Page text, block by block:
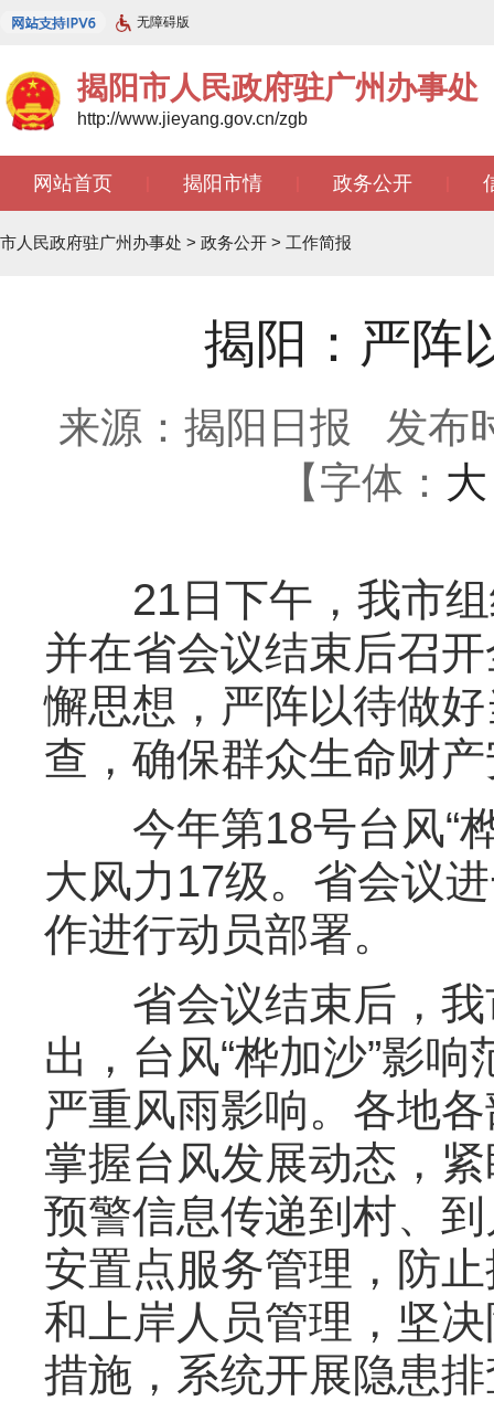
无障碍版
揭阳市人民政府驻广州办事处
http://www.jieyang.gov.cn/zgb
网站首页 揭阳市情 政务公开
文苑天地 |
市人民政府驻广州办事处 > 政务公开 > 工作简报
揭阳：严阵
来源：揭阳日报
发布
【字体： 大
21日下午，我市组
并在省会议结束后召
懈思想，严阵以待做
查，确保群众生命财
今年第18号台风“桦
大风力17级。省会议
作进行动员部署。
省会议结束后，我
出，台风“桦加沙”影
严重风雨影响。各地
掌握台风发展动态，
预警信息传递到村、
安置点服务管理，防
和上岸人员管理，坚
措施，系统开展隐患